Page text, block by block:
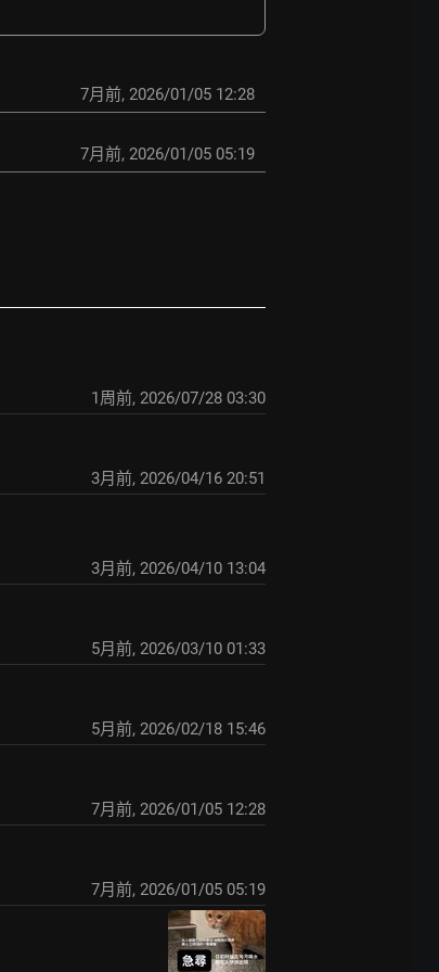
7月前, 2026/01/05 12:28
7月前, 2026/01/05 05:19
1周前, 2026/07/28 03:30
3月前, 2026/04/16 20:51
3月前, 2026/04/10 13:04
5月前, 2026/03/10 01:33
5月前, 2026/02/18 15:46
7月前, 2026/01/05 12:28
7月前, 2026/01/05 05:19